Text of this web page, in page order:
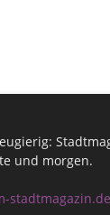
und morgen.
stadtmagazin.de